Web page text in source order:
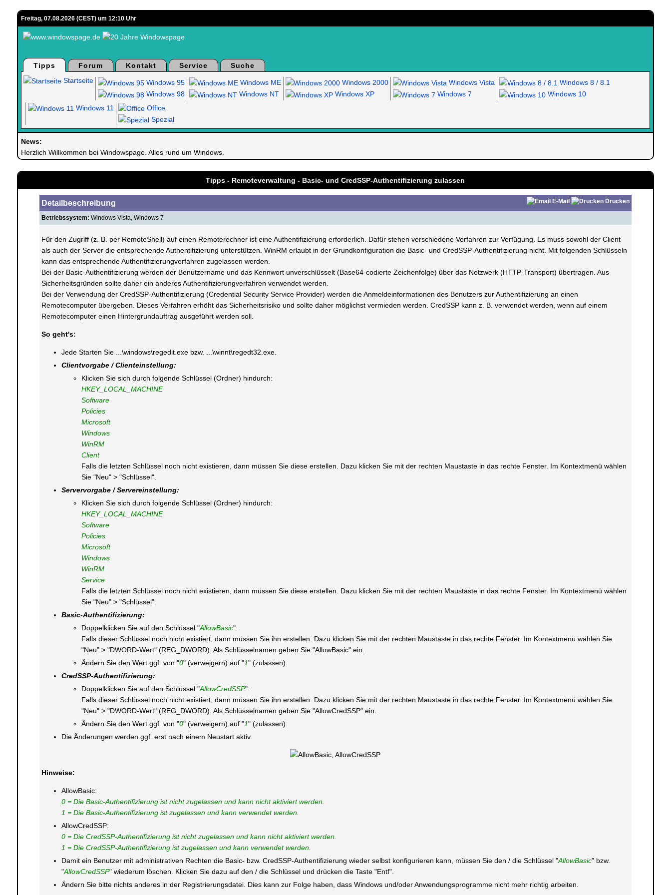
Freitag, 07.08.2026 (CEST) um 12:10 Uhr
Tipps Forum Kontakt Service
Suche
Startseite
Windows 95
Windows 98
Windows ME
Windows NT
Windows 2000
Windows XP
Windows Vista
Windows 7
Windows 8 / 8.1
Windows 10
Windows 11
Office
Spezial
News:
Herzlich Willkommen bei Windowspage. Alles rund um Windows.
Tipps - Remoteverwaltung - Basic- und CredSSP-Authentifizierung zulassen
Detailbeschreibung E-Mail Drucken
Betriebssystem: Windows Vista, Windows 7
Für den Zugriff (z. B. per RemoteShell) auf einen Remoterechner ist eine Authentifizierung erforderlich. Dafür stehen verschiedene Verfahren zur Verfügung. Es muss sowohl der Client
als auch der Server die entsprechende Authentifizierung unterstützen. WinRM erlaubt in der Grundkonfiguration die Basic- und CredSSP-Authentifizierung nicht. Mit folgenden Schlüsseln
kann das entsprechende Authentifizierungverfahren zugelassen werden.
Bei der Basic-Authentifizierung werden der Benutzername und das Kennwort unverschlüsselt (Base64-codierte Zeichenfolge) über das Netzwerk (HTTP-Transport) übertragen. Aus
Sicherheitsgründen sollte daher ein anderes Authentifizierungverfahren verwendet werden.
Bei der Verwendung der CredSSP-Authentifizierung (Credential Security Service Provider) werden die Anmeldeinformationen des Benutzers zur Authentifizierung an einen
Remotecomputer übergeben. Dieses Verfahren erhöht das Sicherheitsrisiko und sollte daher möglichst vermieden werden. CredSSP kann z. B. verwendet werden, wenn auf einem
Remotecomputer einen Hintergrundauftrag ausgeführt werden soll.
So geht's:
Jede Starten Sie ...\windows\regedit.exe bzw. ...\winnt\regedt32.exe.
Clientvorgabe / Clienteinstellung:
Klicken Sie sich durch folgende Schlüssel (Ordner) hindurch:
HKEY_LOCAL_MACHINE
Software
Policies
Microsoft
Windows
WinRM
Client
Falls die letzten Schlüssel noch nicht existieren, dann müssen Sie diese erstellen. Dazu klicken Sie mit der rechten Maustaste in das rechte Fenster. Im Kontextmenü wählen
Sie "Neu" > "Schlüssel".
Servervorgabe / Servereinstellung:
Klicken Sie sich durch folgende Schlüssel (Ordner) hindurch:
HKEY_LOCAL_MACHINE
Software
Policies
Microsoft
Windows
WinRM
Service
Falls die letzten Schlüssel noch nicht existieren, dann müssen Sie diese erstellen. Dazu klicken Sie mit der rechten Maustaste in das rechte Fenster. Im Kontextmenü wählen
Sie "Neu" > "Schlüssel".
Basic-Authentifizierung:
Doppelklicken Sie auf den Schlüssel "AllowBasic".
Falls dieser Schlüssel noch nicht existiert, dann müssen Sie ihn erstellen. Dazu klicken Sie mit der rechten Maustaste in das rechte Fenster. Im Kontextmenü wählen Sie
"Neu" > "DWORD-Wert" (REG_DWORD). Als Schlüsselnamen geben Sie "AllowBasic" ein.
Ändern Sie den Wert ggf. von "0" (verweigern) auf "1" (zulassen).
CredSSP-Authentifizierung:
Doppelklicken Sie auf den Schlüssel "AllowCredSSP".
Falls dieser Schlüssel noch nicht existiert, dann müssen Sie ihn erstellen. Dazu klicken Sie mit der rechten Maustaste in das rechte Fenster. Im Kontextmenü wählen Sie
"Neu" > "DWORD-Wert" (REG_DWORD). Als Schlüsselnamen geben Sie "AllowCredSSP" ein.
Ändern Sie den Wert ggf. von "0" (verweigern) auf "1" (zulassen).
Die Änderungen werden ggf. erst nach einem Neustart aktiv.
Hinweise:
AllowBasic:
0 = Die Basic-Authentifizierung ist nicht zugelassen und kann nicht aktiviert werden.
1 = Die Basic-Authentifizierung ist zugelassen und kann verwendet werden.
AllowCredSSP:
0 = Die CredSSP-Authentifizierung ist nicht zugelassen und kann nicht aktiviert werden.
1 = Die CredSSP-Authentifizierung ist zugelassen und kann verwendet werden.
Damit ein Benutzer mit administrativen Rechten die Basic- bzw. CredSSP-Authentifizierung wieder selbst konfigurieren kann, müssen Sie den / die Schlüssel "AllowBasic" bzw.
"AllowCredSSP" wiederum löschen. Klicken Sie dazu auf den / die Schlüssel und drücken die Taste "Entf".
Ändern Sie bitte nichts anderes in der Registrierungsdatei. Dies kann zur Folge haben, dass Windows und/oder Anwendungsprogramme nicht mehr richtig arbeiten.